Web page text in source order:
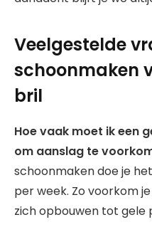
Veelgestelde
schoonmaken
bril
Hoe vaak moet ik een
om aanslag te
schoonmaken doe je
per week. Zo voorkom
zich opbouwen tot gele